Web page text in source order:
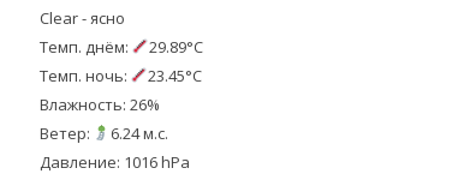
Clear - ясно
Темп. днём:
29.89°C
Темп. ночь:
23.45°C
Влажность: 26%
Ветер:
6.24 м.с.
Давление: 1016 hPa